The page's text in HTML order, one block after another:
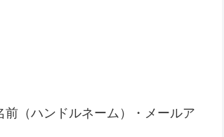
（ハンドルネーム）・メールア